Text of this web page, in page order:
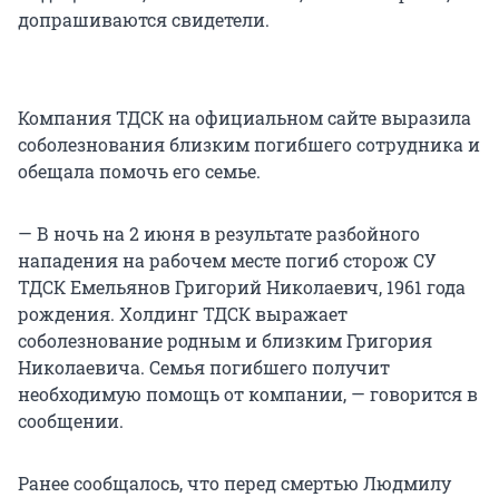
допрашиваются свидетели.
Компания ТДСК на официальном сайте выразила
соболезнования близким погибшего сотрудника и
обещала помочь его семье.
— В ночь на 2 июня в результате разбойного
нападения на рабочем месте погиб сторож СУ
ТДСК Емельянов Григорий Николаевич, 1961 года
рождения. Холдинг ТДСК выражает
соболезнование родным и близким Григория
Николаевича. Семья погибшего получит
необходимую помощь от компании, — говорится в
сообщении.
Ранее сообщалось, что перед смертью Людмилу